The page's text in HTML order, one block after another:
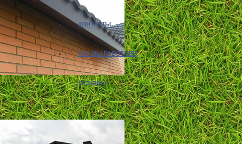
КОНТАКТЫ
КАК МЫ РАБОТАЕМ
ОТЗЫВЫ